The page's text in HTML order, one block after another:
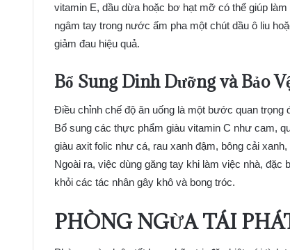
vitamin E, dầu dừa hoặc bơ hạt mỡ có thể giúp
ngâm tay trong nước ấm pha một chút dầu ô liu
giảm đau hiệu quả.
Bổ Sung Dinh Dưỡng và Bảo
Điều chỉnh chế độ ăn uống là một bước quan trọng
Bổ sung các thực phẩm giàu vitamin C như cam,
giàu axit folic như cá, rau xanh đậm, bông cải
Ngoài ra, việc dùng găng tay khi làm việc nhà,
khỏi các tác nhân gây khô và bong tróc.
PHÒNG NGỪA TÁI